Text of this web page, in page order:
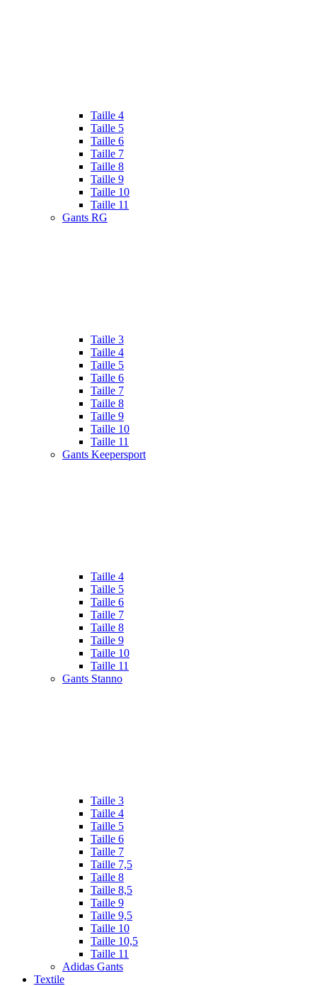
Taille 4
Taille 5
Taille 6
Taille 7
Taille 8
Taille 9
Taille 10
Taille 11
Gants RG
Taille 3
Taille 4
Taille 5
Taille 6
Taille 7
Taille 8
Taille 9
Taille 10
Taille 11
Gants Keepersport
Taille 4
Taille 5
Taille 6
Taille 7
Taille 8
Taille 9
Taille 10
Taille 11
Gants Stanno
Taille 3
Taille 4
Taille 5
Taille 6
Taille 7
Taille 7,5
Taille 8
Taille 8,5
Taille 9
Taille 9,5
Taille 10
Taille 10,5
Taille 11
Adidas Gants
Textile